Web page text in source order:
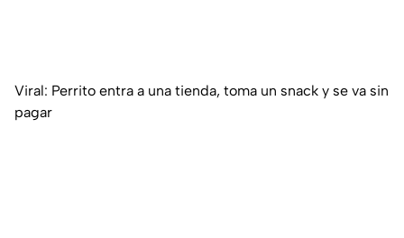
Viral: Perrito entra a una tienda, toma un snack y se va sin
pagar